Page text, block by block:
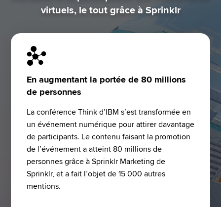
virtuels, le tout grâce à Sprinklr
En augmentant la portée de 80 millions
de personnes
La conférence Think d’IBM s’est transformée en
un événement numérique pour attirer davantage
de participants. Le contenu faisant la promotion
de l’événement a atteint 80 millions de
personnes grâce à Sprinklr Marketing de
Sprinklr, et a fait l’objet de 15 000 autres
mentions.